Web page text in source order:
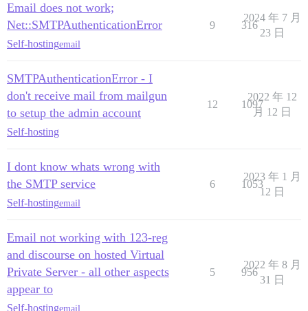
Email does not work;
Net::SMTPAuthenticationError
Self-hostingemail
9 316
2024 年 7 月
23 日
SMTPAuthenticationError - I
don't receive mail from mailgun
to setup the admin account
Self-hosting
12 1097
2022 年 12
月 12 日
I dont know whats wrong with
the SMTP service
Self-hostingemail
6 1053
2023 年 1 月
12 日
Email not working with 123-reg
and discourse on hosted Virtual
Private Server - all other aspects
appear to
Self-hostingemail
5 956
2022 年 8 月
31 日